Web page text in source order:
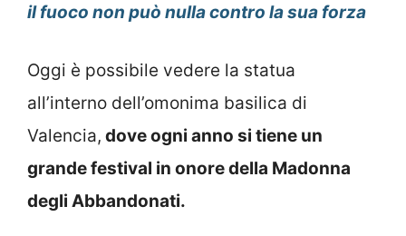
il fuoco non può nulla contro la sua forza
Oggi è possibile vedere la statua
all’interno dell’omonima basilica di
Valencia, dove ogni anno si tiene un
grande festival in onore della Madonna
degli Abbandonati.